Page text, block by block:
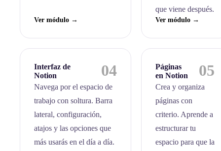
Ver módulo →
que viene después.
Ver módulo →
Interfaz de
Notion
04
Navega por el espacio de
trabajo con soltura. Barra
lateral, configuración,
atajos y las opciones que
más usarás en el día a día.
Páginas
en Notion
05
Crea y organiza
páginas con
criterio. Aprende a
estructurar tu
espacio para que la